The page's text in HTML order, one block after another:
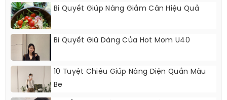
Bí Quyết Giúp Nàng Giảm Cân Hiệu Quả
Bí Quyết Giữ Dáng Của Hot Mom U40
10 Tuyệt Chiêu Giúp Nàng Diện Quần Màu
Be